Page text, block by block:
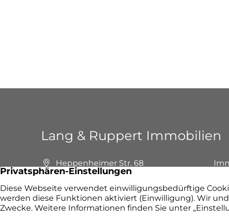
Lang & Ruppert Immobilien
Heppenheimer Str. 68
+49 6253 9799390
E-Mail senden